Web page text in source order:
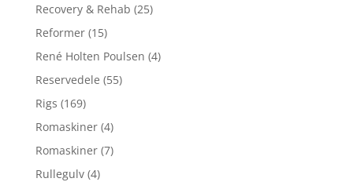
Recovery & Rehab (25)
Reformer (15)
René Holten Poulsen (4)
Reservedele (55)
Rigs (169)
Romaskiner (4)
Romaskiner (7)
Rullegulv (4)